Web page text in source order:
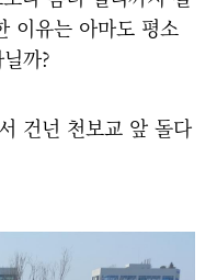
이유는 아마도 평소
까?
건넌 천보교 앞 돌다